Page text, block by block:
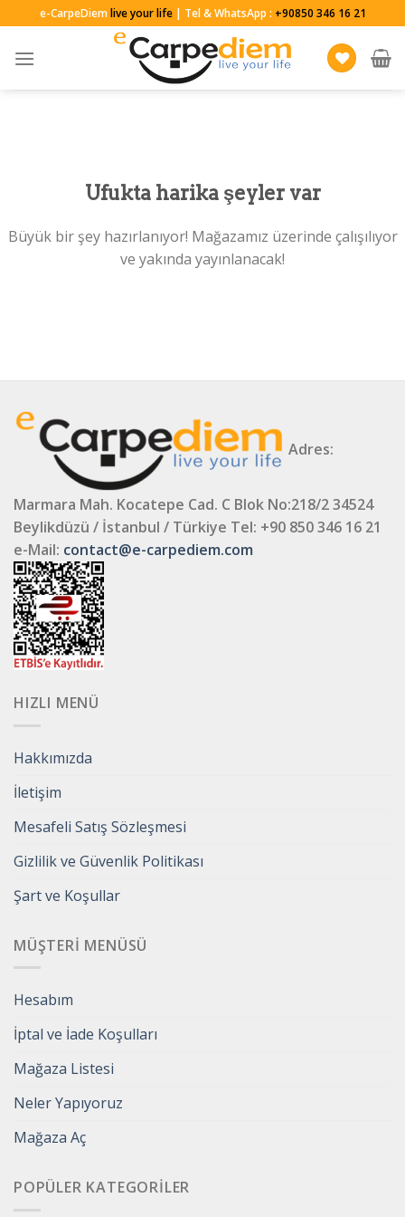
to
content
e-CarpeDiemlive your life| Tel & WhatsApp : +90850 346 16 21
Ufukta harika şeyler var
Büyük bir şey hazırlanıyor! Mağazamız üzerinde çalışılıyor
ve yakında yayınlanacak!
Adres:
Marmara Mah. Kocatepe Cad. C Blok No:218/2 34524
Beylikdüzü / İstanbul / Türkiye Tel: +90 850 346 16 21
e-Mail: contact@e-carpediem.com
HIZLI MENÜ
Hakkımızda
İletişim
Mesafeli Satış Sözleşmesi
Gizlilik ve Güvenlik Politikası
Şart ve Koşullar
MÜŞTERI MENÜSÜ
Hesabım
İptal ve İade Koşulları
Mağaza Listesi
Neler Yapıyoruz
Mağaza Aç
POPÜLER KATEGORILER